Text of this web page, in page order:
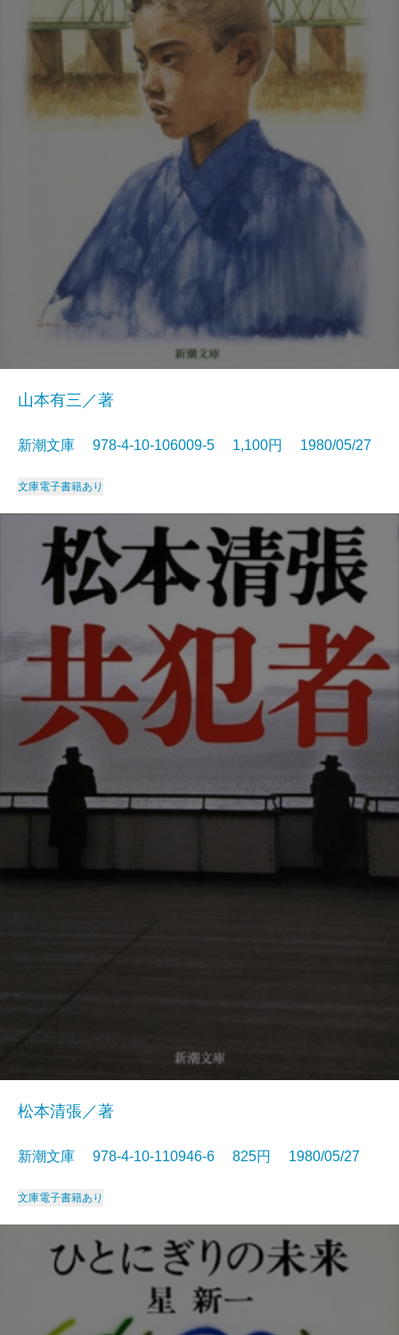
山本有三／著
新潮文庫 978-4-10-106009-5 1,100円 1980/05/27
文庫電子書籍あり
松本清張／著
新潮文庫 978-4-10-110946-6 825円 1980/05/27
文庫電子書籍あり